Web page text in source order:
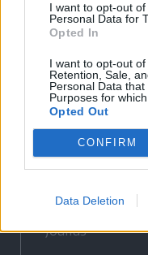
I want to opt-out
Personal Data for
Opted In
I want to opt-out of
Retention, Sale,
Personal Data
Purposes for
Opted Out
CONFIRM
Data Deletion
Médiatér
Liget
Krónika
Bihari Napló
Erdélyi Napló
Főtér
Rádió GaGa
Jóállás